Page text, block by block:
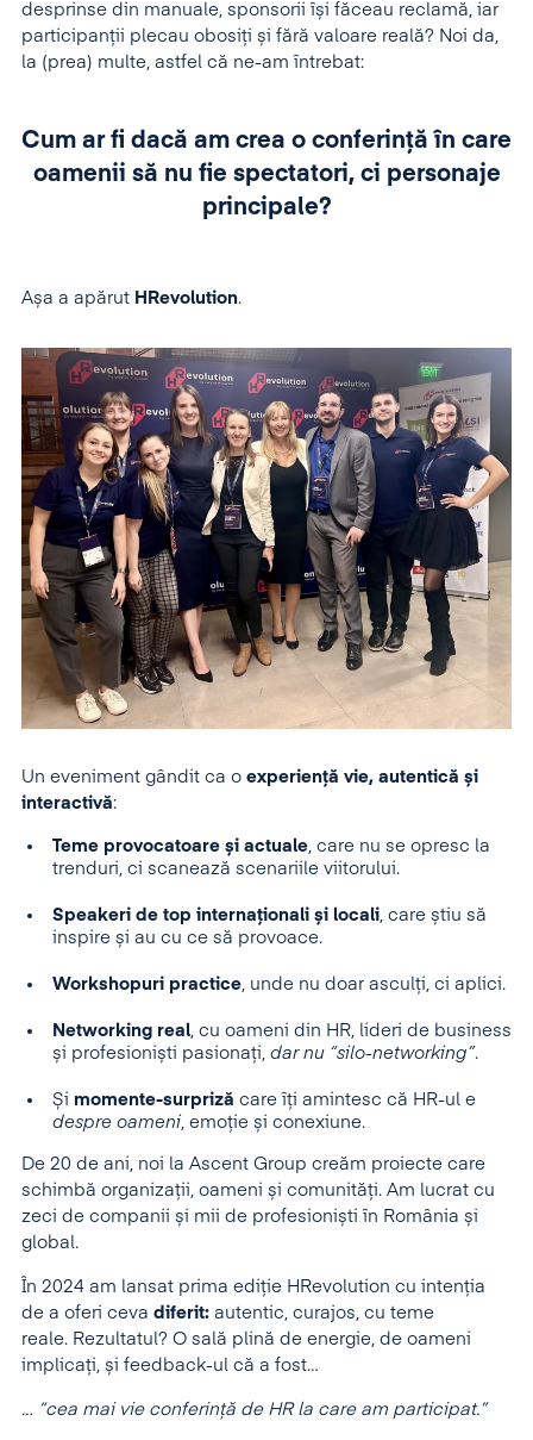
desprinse din manuale, sponsorii își făceau reclamă, iar
participanții plecau obosiți și fără valoare reală? Noi da,
la (prea) multe, astfel că ne-am întrebat:
Cum ar fi dacă am crea o conferință în care
oamenii să nu fie spectatori, ci personaje
principale?
Așa a apărut HRevolution.
Un eveniment gândit ca o experiență vie, autentică și
interactivă:
Teme provocatoare și actuale , care nu se opresc la
trenduri, ci scanează scenariile viitorului.
Speakeri de top internaționali și locali , care știu să
inspire și au cu ce să provoace.
Workshopuri practice , unde nu doar asculți, ci aplici.
Networking real , cu oameni din HR, lideri de business
și profesioniști pasionați, dar nu “silo-networking”.
Și momente-surpriză care îți amintesc că HR-ul e
despre oameni , emoție și conexiune.
De 20 de ani, noi la Ascent Group creăm proiecte care
schimbă organizații, oameni și comunități. Am lucrat cu
zeci de companii și mii de profesioniști în România și
global.
În 2024 am lansat prima ediție HRevolution cu intenția
de a oferi ceva diferit: autentic, curajos, cu teme
reale. Rezultatul? O sală plină de energie, de oameni
implicați, și feedback-ul că a fost…
… “cea mai vie conferință de HR la care am participat.”